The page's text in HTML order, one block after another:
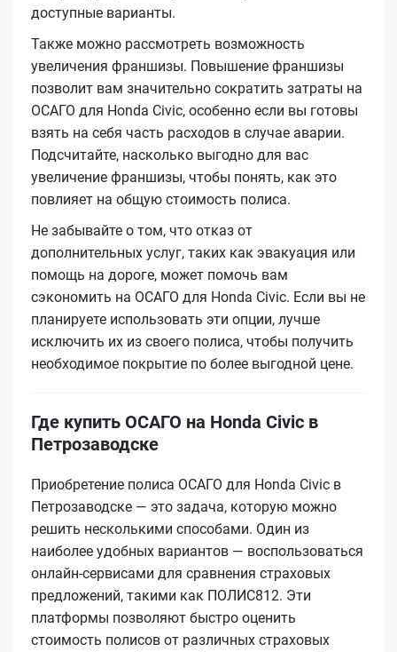
доступные варианты.
Также можно рассмотреть возможность
увеличения франшизы. Повышение франшизы
позволит вам значительно сократить затраты на
ОСАГО для Honda Civic, особенно если вы готовы
взять на себя часть расходов в случае аварии.
Подсчитайте, насколько выгодно для вас
увеличение франшизы, чтобы понять, как это
повлияет на общую стоимость полиса.
Не забывайте о том, что отказ от
дополнительных услуг, таких как эвакуация или
помощь на дороге, может помочь вам
сэкономить на ОСАГО для Honda Civic. Если вы не
планируете использовать эти опции, лучше
исключить их из своего полиса, чтобы получить
необходимое покрытие по более выгодной цене.
Где купить ОСАГО на Honda Civic в
Петрозаводске
Приобретение полиса ОСАГО для Honda Civic в
Петрозаводске — это задача, которую можно
решить несколькими способами. Один из
наиболее удобных вариантов — воспользоваться
онлайн-сервисами для сравнения страховых
предложений, такими как ПОЛИС812. Эти
платформы позволяют быстро оценить
стоимость полисов от различных страховых